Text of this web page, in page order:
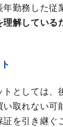
年勤務した従
解している
としては、
取れない可
証を引き継ぐ